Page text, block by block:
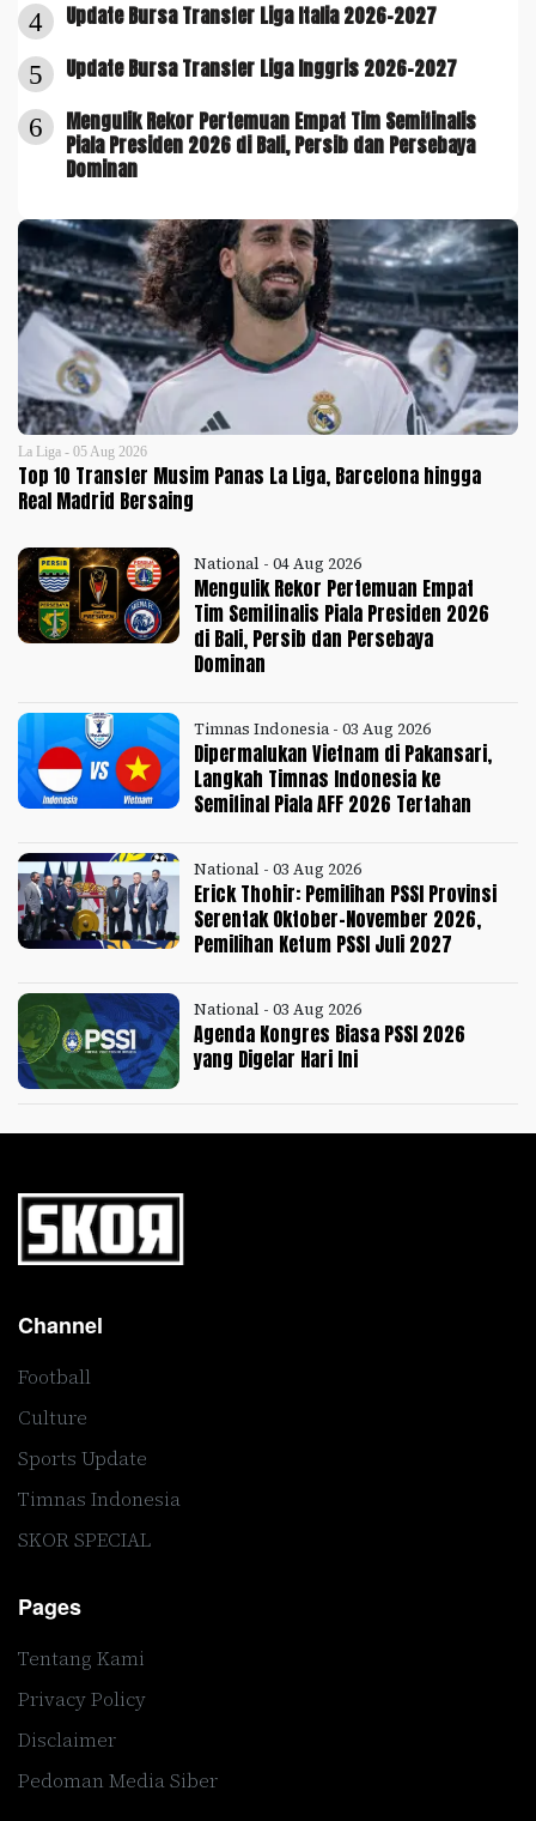
4 Update Bursa Transfer Liga Italia 2026-2027
5 Update Bursa Transfer Liga Inggris 2026-2027
6
Mengulik Rekor Pertemuan Empat Tim Semifinalis
Piala Presiden 2026 di Bali, Persib dan Persebaya
Dominan
La Liga - 05 Aug 2026
Top 10 Transfer Musim Panas La Liga, Barcelona hingga
Real Madrid Bersaing
National - 04 Aug 2026
Mengulik Rekor Pertemuan Empat
Tim Semifinalis Piala Presiden 2026
di Bali, Persib dan Persebaya
Dominan
Timnas Indonesia - 03 Aug 2026
Dipermalukan Vietnam di Pakansari,
Langkah Timnas Indonesia ke
Semifinal Piala AFF 2026 Tertahan
National - 03 Aug 2026
Erick Thohir: Pemilihan PSSI Provinsi
Serentak Oktober-November 2026,
Pemilihan Ketum PSSI Juli 2027
National - 03 Aug 2026
Agenda Kongres Biasa PSSI 2026
yang Digelar Hari Ini
Channel
Football
Culture
Sports Update
Timnas Indonesia
SKOR SPECIAL
Pages
Tentang Kami
Privacy Policy
Disclaimer
Pedoman Media Siber